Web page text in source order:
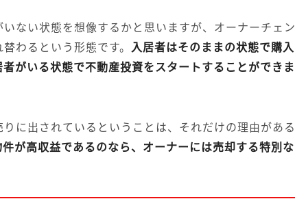
ない状態を想像するかと思いますが、オーナーチェン
わるという形態です。 入居者はそのままの状態で購入
がいる状態で不動産投資をスタートすることができま
に出されているということは、それだけの理由がある
が高収益であるのなら、オーナーには売却する特別な